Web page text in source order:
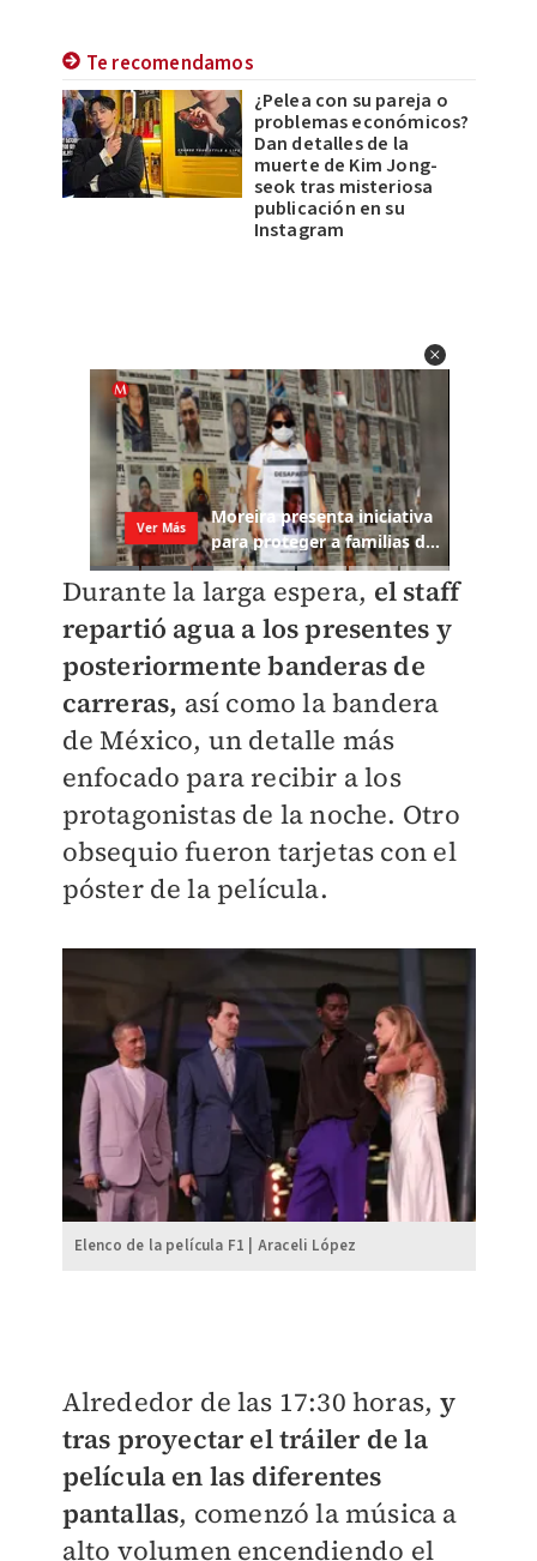
Te recomendamos
¿Pelea con su pareja o
problemas económicos?
Dan detalles de la
muerte de Kim Jong-
seok tras misteriosa
publicación en su
Instagram
Durante la larga espera, el staff
repartió agua a los presentes y
posteriormente banderas de
carreras, así como la bandera
de México, un detalle más
enfocado para recibir a los
protagonistas de la noche. Otro
obsequio fueron tarjetas con el
póster de la película.
Elenco de la película F1 | Araceli López
Alrededor de las 17:30 horas, y
tras proyectar el tráiler de la
película en las diferentes
pantallas, comenzó la música a
alto volumen encendiendo el